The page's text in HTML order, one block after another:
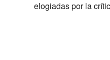
elogiadas por la